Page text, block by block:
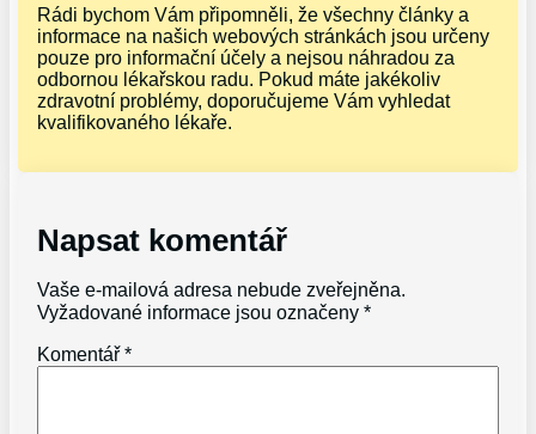
Rádi bychom Vám připomněli, že všechny články a
informace na našich webových stránkách jsou určeny
pouze pro informační účely a nejsou náhradou za
odbornou lékařskou radu. Pokud máte jakékoliv
zdravotní problémy, doporučujeme Vám vyhledat
kvalifikovaného lékaře.
Napsat komentář
Vaše e-mailová adresa nebude zveřejněna.
Vyžadované informace jsou označeny*
Komentář*